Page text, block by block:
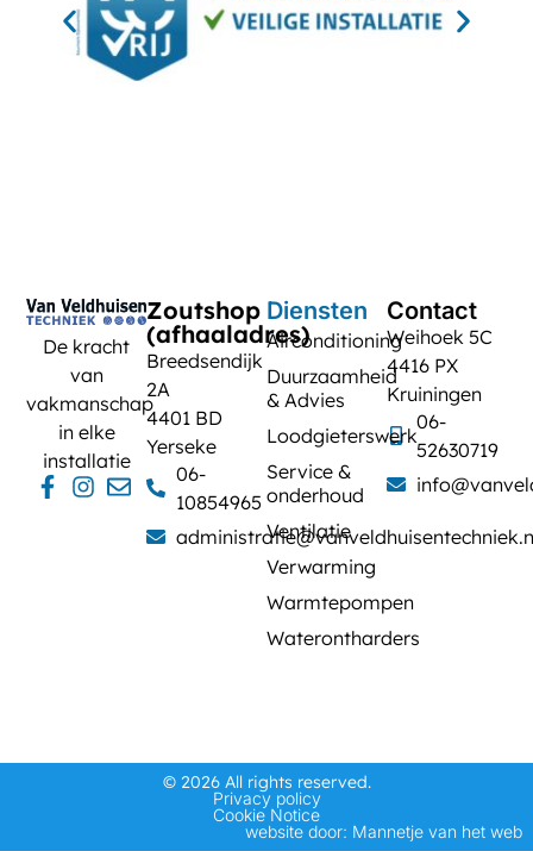
De kracht
van
vakmanschap
in elke
installatie
Diensten
Airconditioning
Duurzaamheid
& Advies
Loodgieterswerk
Service &
onderhoud
Ventilatie
Verwarming
Warmtepompen
Waterontharders
Contact
Weihoek 5C
4416 PX
Kruiningen
06-
52630719
Zoutshop
(afhaaladres)
Breedsendijk
2A
4401 BD
Yerseke
06-
10854965
© 2026 All rights reserved.
Privacy policy
Cookie Notice
website door: Mannetje van het web